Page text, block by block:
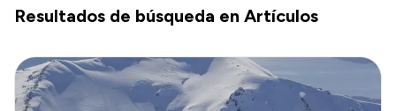
Normativa y Funciones
Autoridades
Consejos locales
Resultados de búsqueda en Artículos